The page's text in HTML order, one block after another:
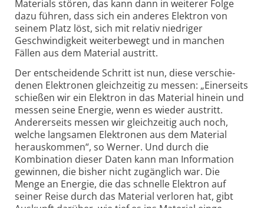
Materials stören, das kann dann in weiterer Folge
dazu führen, dass sich ein anderes Elektron von
seinem Platz löst, sich mit relativ niedriger
Geschwin­digkeit weiterbewegt und in manchen
Fällen aus dem Material austritt.
Der entscheidende Schritt ist nun, diese verschie­
denen Elektronen gleichzeitig zu messen: „Einerseits
schießen wir ein Elektron in das Material hinein und
messen seine Energie, wenn es wieder austritt.
Anderer­seits messen wir gleichzeitig auch noch,
welche langsamen Elektronen aus dem Material
heraus­kommen“, so Werner. Und durch die
Kombination dieser Daten kann man Information
gewinnen, die bisher nicht zugänglich war. Die
Menge an Energie, die das schnelle Elektron auf
seiner Reise durch das Material verloren hat, gibt